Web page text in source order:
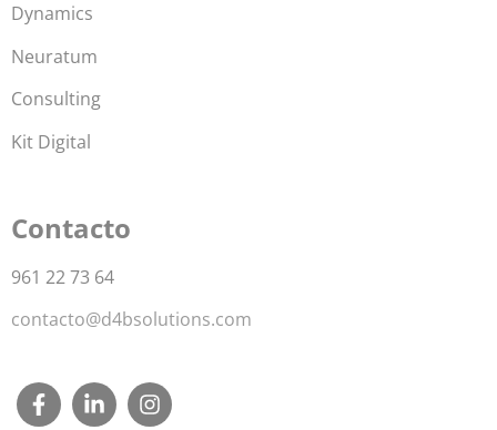
Dynamics
Neuratum
Consulting
Kit Digital
Contacto
961 22 73 64
contacto@d4bsolutions.com